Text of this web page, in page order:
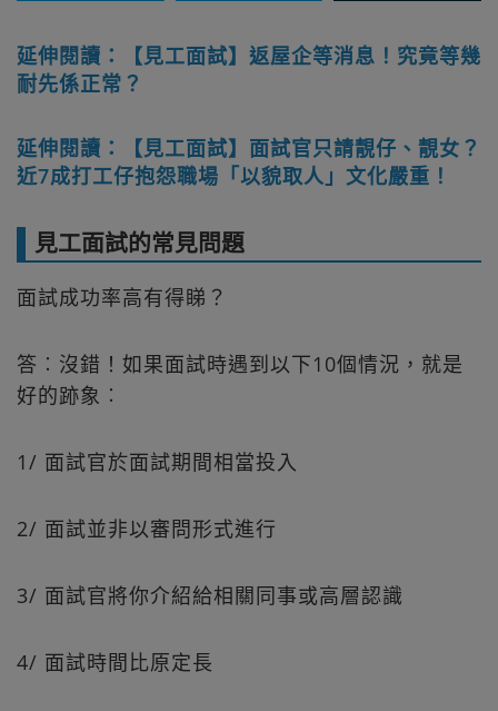
延伸閱讀：【見工面試】返屋企等消息！究竟等幾
耐先係正常？
延伸閱讀：【見工面試】面試官只請靚仔、靚女？
近7成打工仔抱怨職場「以貌取人」文化嚴重！
見工面試的常見問題
面試成功率高有得睇？
答︰沒錯！如果面試時遇到以下10個情況，就是
好的跡象︰
1/ 面試官於面試期間相當投入
2/ 面試並非以審問形式進行
3/ 面試官將你介紹給相關同事或高層認識
4/ 面試時間比原定長